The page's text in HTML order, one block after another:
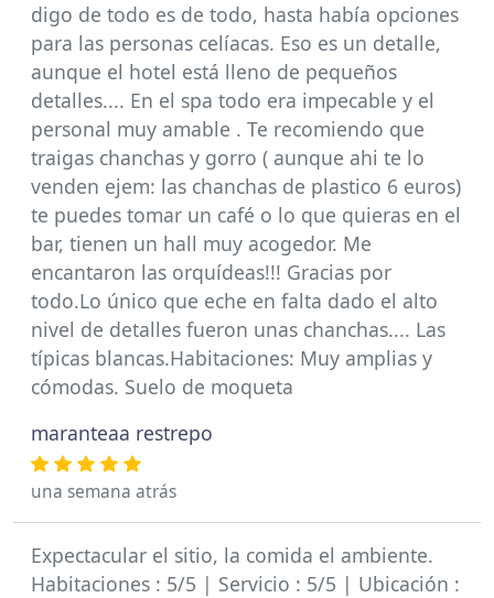
digo de todo es de todo, hasta había opciones
para las personas celíacas. Eso es un detalle,
aunque el hotel está lleno de pequeños
detalles.... En el spa todo era impecable y el
personal muy amable . Te recomiendo que
traigas chanchas y gorro ( aunque ahi te lo
venden ejem: las chanchas de plastico 6 euros)
te puedes tomar un café o lo que quieras en el
bar, tienen un hall muy acogedor. Me
encantaron las orquídeas!!! Gracias por
todo.Lo único que eche en falta dado el alto
nivel de detalles fueron unas chanchas.... Las
típicas blancas.Habitaciones: Muy amplias y
cómodas. Suelo de moqueta
maranteaa restrepo
una semana atrás
Expectacular el sitio, la comida el ambiente.
Habitaciones : 5/5 | Servicio : 5/5 | Ubicación :